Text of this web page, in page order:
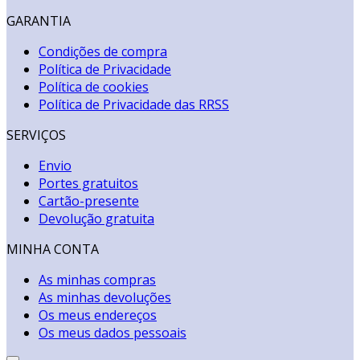
GARANTIA
Condições de compra
Política de Privacidade
Política de cookies
Política de Privacidade das RRSS
SERVIÇOS
Envio
Portes gratuitos
Cartão-presente
Devolução gratuita
MINHA CONTA
As minhas compras
As minhas devoluções
Os meus endereços
Os meus dados pessoais